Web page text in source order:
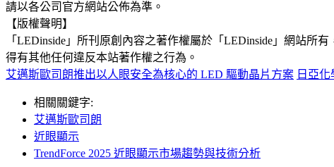
請以各公司官方網站公佈為準。
【版權聲明】
「LEDinside」所刊原創內容之著作權屬於「LEDinside」網站
得有其他任何違反本站著作權之行為。
艾邁斯歐司朗推出以人眼安全為核心的 LED 驅動晶片方案 日亞
相關關鍵字:
艾邁斯歐司朗
近眼顯示
TrendForce 2025 近眼顯示市場趨勢與技術分析